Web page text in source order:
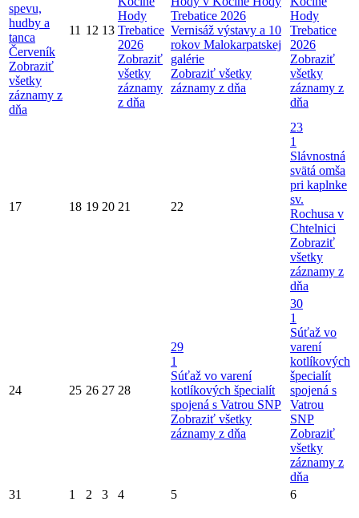
spevu,
hudby a
tanca
Červeník
Zobraziť
všetky
záznamy z
dňa
11 12 13
Hody
Trebatice
2026
Zobraziť
všetky
záznamy
z dňa
Trebatice 2026
Vernisáž výstavy a 10
rokov Malokarpatskej
galérie
Zobraziť všetky
záznamy z dňa
Hody
Trebatice
2026
Zobraziť
všetky
záznamy z
dňa
17 18 19 20 21 22
23
1
Slávnostná
svätá omša
pri kaplnke
sv.
Rochusa v
Chtelnici
Zobraziť
všetky
záznamy z
dňa
24 25 26 27 28
29
1
Súťaž vo varení
kotlíkových špecialít
spojená s Vatrou SNP
Zobraziť všetky
záznamy z dňa
30
1
Súťaž vo
varení
kotlíkových
špecialít
spojená s
Vatrou
SNP
Zobraziť
všetky
záznamy z
dňa
31
1 2 3 4 5 6